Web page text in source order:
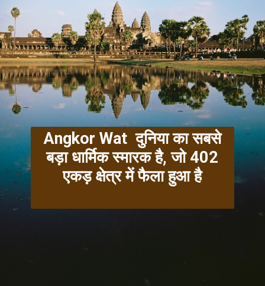
Angkor Wat दुनिया का सबसे
बड़ा धार्मिक स्मारक है, जो 402
एकड़ क्षेत्र में फैला हुआ है